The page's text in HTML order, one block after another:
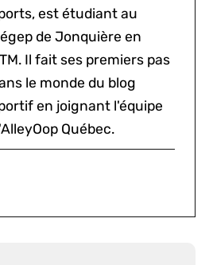
est étudiant au
de Jonquière en
Il fait ses premiers pas
le monde du blog
en joignant l'équipe
Québec.